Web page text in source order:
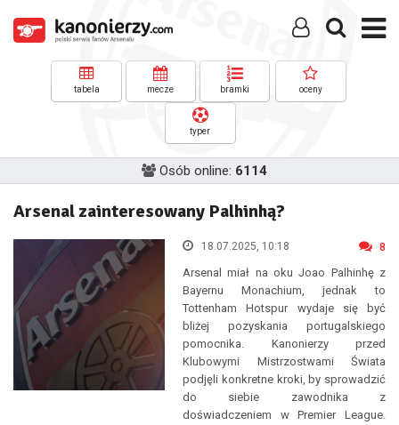
tabela mecze bramki oceny
typer
Osób online: 6114
Arsenal zainteresowany Palhinhą?
18.07.2025, 10:18 8
Arsenal miał na oku Joao Palhinhę z
Bayernu Monachium, jednak to
Tottenham Hotspur wydaje się być
bliżej pozyskania portugalskiego
pomocnika. Kanonierzy przed
Klubowymi Mistrzostwami Świata
podjęli konkretne kroki, by sprowadzić
do siebie zawodnika z
doświadczeniem w Premier League.